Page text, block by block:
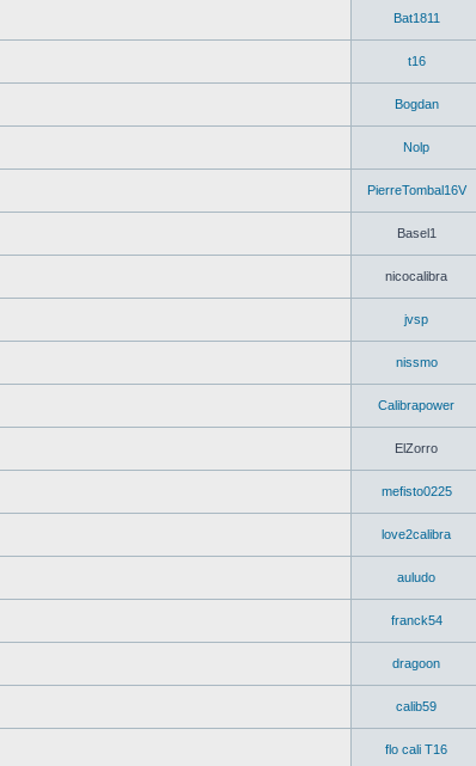
Bat1811
t16
Bogdan
Nolp
PierreTombal16V
Basel1
nicocalibra
jvsp
nissmo
Calibrapower
ElZorro
mefisto0225
love2calibra
auludo
franck54
dragoon
calib59
flo cali T16